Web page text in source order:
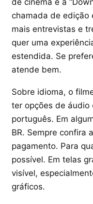
de cinema e a
chamada de edição
mais entrevistas e
quer uma
estendida. Se
atende bem.
Sobre idioma, o
ter opções de áudio
português. Em
BR. Sempre confira
pagamento. Para
possível. Em telas
visível,
gráficos.